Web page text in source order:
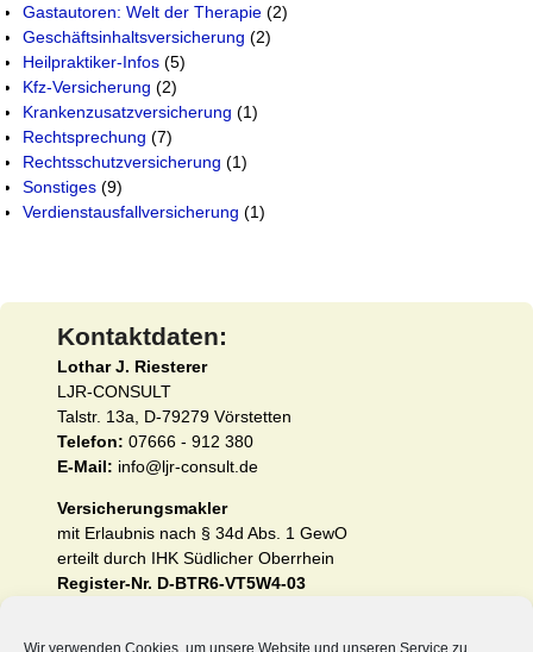
Wir verwenden Cookies, um unsere Website und unseren Service zu
Gastautoren: Welt der Therapie (2)
Geschäftsinhaltsversicherung (2)
Heilpraktiker-Infos (5)
Kfz-Versicherung (2)
Krankenzusatzversicherung (1)
Rechtsprechung (7)
Rechtsschutzversicherung (1)
Sonstiges (9)
Verdienstausfallversicherung (1)
Kontaktdaten:
Lothar J. Riesterer
LJR-CONSULT
Talstr. 13a, D-79279 Vörstetten
Telefon: 07666 - 912 380
E-Mail: info@ljr-consult.de
Versicherungsmakler
mit Erlaubnis nach § 34d Abs. 1 GewO
erteilt durch IHK Südlicher Oberrhein
Register-Nr. D-BTR6-VT5W4-03